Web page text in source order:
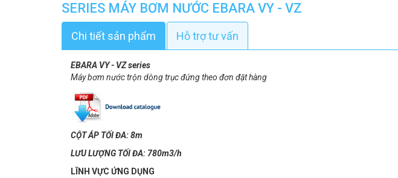
SERIES MÁY BƠM NƯỚC EBARA VY - VZ
Chi tiết sản phẩm Hỗ trợ tư vấn
EBARA VY - VZ series
Máy bơm nước trộn dòng trục đứng theo đơn đặt hàng
CỘT ÁP TỐI ĐA: 8m
LƯU LƯỢNG TỐI ĐA: 780m3/h
LĨNH VỰC ỨNG DỤNG